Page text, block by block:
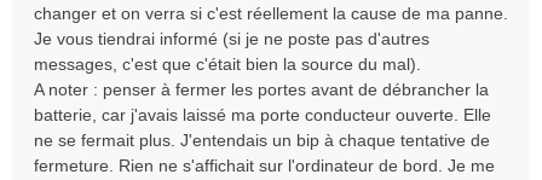
changer et on verra si c'est réellement la cause de ma panne.
Je vous tiendrai informé (si je ne poste pas d'autres
messages, c'est que c'était bien la source du mal).
A noter : penser à fermer les portes avant de débrancher la
batterie, car j'avais laissé ma porte conducteur ouverte. Elle
ne se fermait plus. J'entendais un bip à chaque tentative de
fermeture. Rien ne s'affichait sur l'ordinateur de bord. Je me